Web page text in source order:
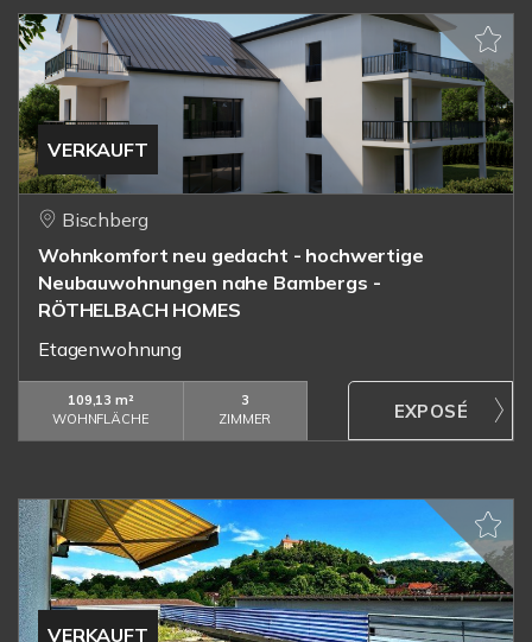
VERKAUFT
Bischberg
Wohnkomfort neu gedacht - hochwertige
Neubauwohnungen nahe Bambergs -
RÖTHELBACH HOMES
Etagenwohnung
109,13 m²
WOHNFLÄCHE
3
ZIMMER
VERKAUFT